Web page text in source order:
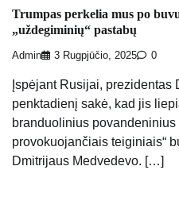
Trumpas perkelia mus po
„uždegiminių“ pastabų
Admin 3 Rugpjūčio, 2025 0
Įspėjant Rusijai, prezidentas
penktadienį sakė, kad jis
branduolinius
provokuojančiais teiginiais“
Dmitrijaus Medvedevo. […]